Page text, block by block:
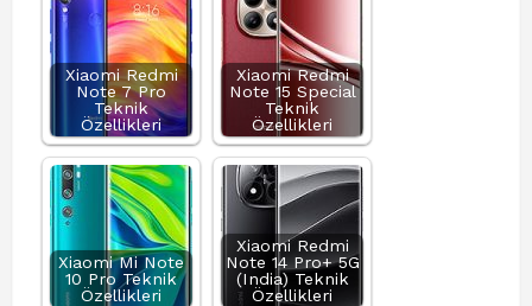
Xiaomi Redmi
Note 7 Pro
Teknik
Özellikleri
Xiaomi Redmi
Note 15 Special
Teknik
Özellikleri
Xiaomi Mi Note
10 Pro Teknik
Özellikleri
Xiaomi Redmi
Note 14 Pro+ 5G
(India) Teknik
Özellikleri